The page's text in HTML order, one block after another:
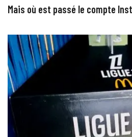
Mais où est passé le compte